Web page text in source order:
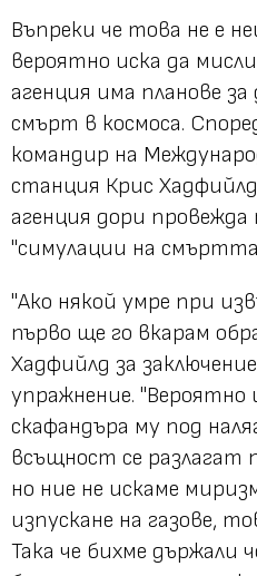
Въпреки че това не е
вероятно иска да
агенция има планове
смърт в космоса.
командир на
станция Крис
агенция дори
"симулации на
"Ако някой умре при
първо ще го вкарам
Хадфийлд за
упражнение. "Вероятно
скафандъра му под
всъщност се разлагат
но ние не искаме
изпускане на газове,
Така че бихме държали